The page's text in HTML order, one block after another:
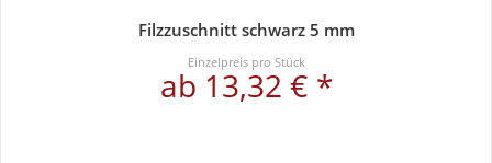
Filzzuschnitt schwarz 5 mm
Einzelpreis pro Stück
ab 13,32 € *